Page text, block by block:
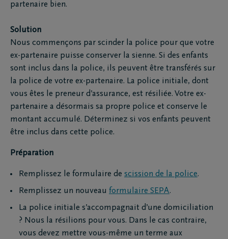
partenaire bien.
Solution
Nous commençons par scinder la police pour que votre
ex-partenaire puisse conserver la sienne. Si des enfants
sont inclus dans la police, ils peuvent être transférés sur
la police de votre ex-partenaire. La police initiale, dont
vous êtes le preneur d’assurance, est résiliée. Votre ex-
partenaire a désormais sa propre police et conserve le
montant accumulé. Déterminez si vos enfants peuvent
être inclus dans cette police.
Préparation
Remplissez le formulaire de scission de la police.
Remplissez un nouveau formulaire SEPA.
La police initiale s’accompagnait d’une domiciliation
? Nous la résilions pour vous. Dans le cas contraire,
vous devez mettre vous-même un terme aux